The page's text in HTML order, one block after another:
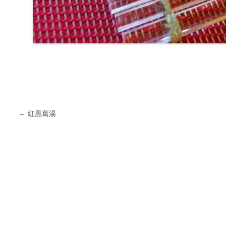
Post navigation
← 紅黒葛湯